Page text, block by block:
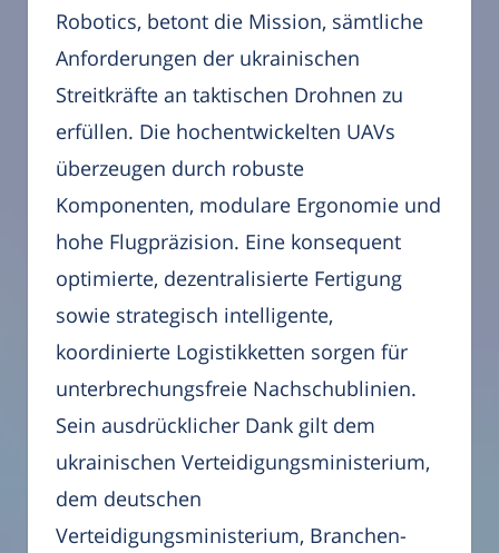
Robotics, betont die Mission, sämtliche
Anforderungen der ukrainischen
Streitkräfte an taktischen Drohnen zu
erfüllen. Die hochentwickelten UAVs
überzeugen durch robuste
Komponenten, modulare Ergonomie und
hohe Flugpräzision. Eine konsequent
optimierte, dezentralisierte Fertigung
sowie strategisch intelligente,
koordinierte Logistikketten sorgen für
unterbrechungsfreie Nachschublinien.
Sein ausdrücklicher Dank gilt dem
ukrainischen Verteidigungsministerium,
dem deutschen
Verteidigungsministerium, Branchen-